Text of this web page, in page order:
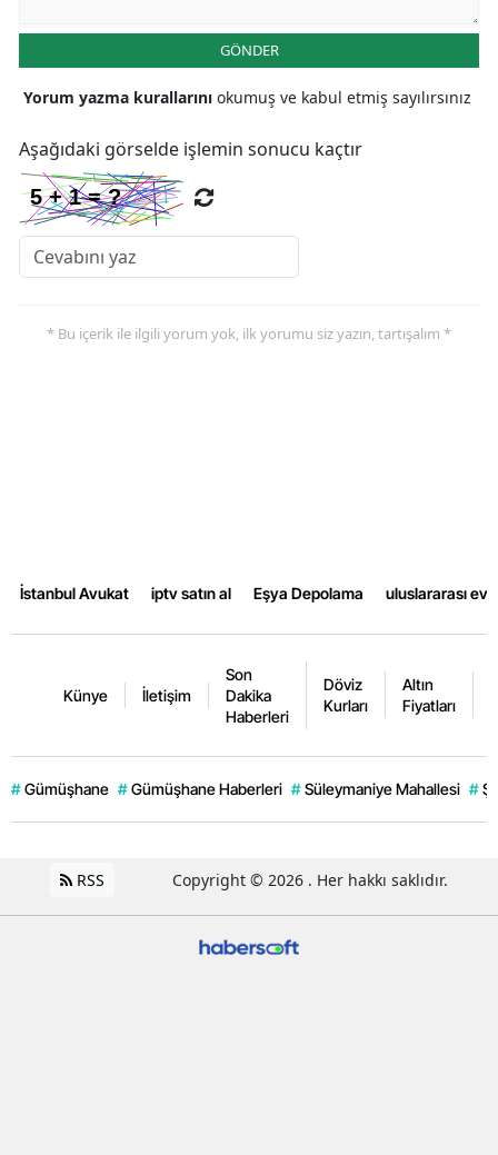
GÖNDER
Yorum yazma kurallarını okumuş ve kabul etmiş sayılırsınız
Aşağıdaki görselde işlemin sonucu kaçtır
* Bu içerik ile ilgili yorum yok, ilk yorumu siz yazın, tartışalım *
İstanbul Avukat iptv satın al Eşya Depolama uluslararası
Künye İletişim
Son
Dakika
Haberleri
Döviz
Kurları
Altın
Fiyatları
# Gümüşhane # Gümüşhane Haberleri # Süleymaniye Mahallesi #
RSS Copyright © 2026 . Her hakkı saklıdır.